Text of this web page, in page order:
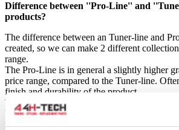
Difference between ''Pro-Line'' and
products?
The difference between an Tuner-line and
created, so we can make 2 different
range.
The Pro-Line is in general a slightly higher
price range, compared to the Tuner-line.
finish and durability of the product.
This does not mean that the Tuner-line
but are in general an affordable alternative for
the high grade of the Pro-Line products.